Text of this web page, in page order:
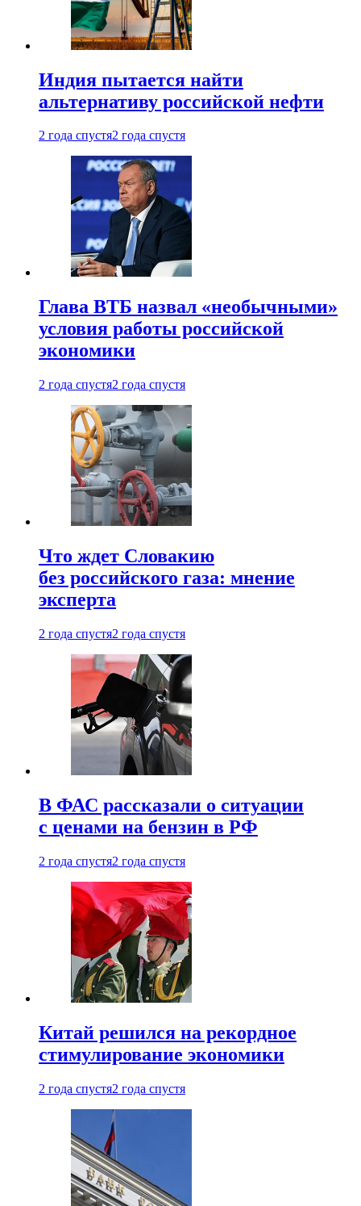
Индия пытается найти
альтернативу российской нефти
2 года спустя2 года спустя
Глава ВТБ назвал «необычными»
условия работы российской
экономики
2 года спустя2 года спустя
Что ждет Словакию
без российского газа: мнение
эксперта
2 года спустя2 года спустя
В ФАС рассказали о ситуации
с ценами на бензин в РФ
2 года спустя2 года спустя
Китай решился на рекордное
стимулирование экономики
2 года спустя2 года спустя